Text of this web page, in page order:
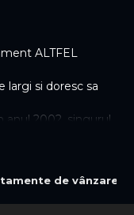
de vânzare
ALTFEL
largi si doresc sa
anul 2002, singurul
la nr. 133, la
Metrou Piata